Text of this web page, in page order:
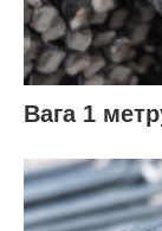
Вага 1